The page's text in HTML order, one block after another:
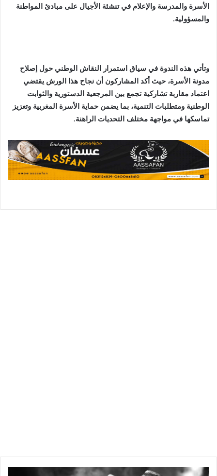
الأسرة والمدرسة والإعلام في تنشئة الأجيال على مبادئ المواطنة
والمسؤولية.
وتأتي هذه الندوة في سياق استمرار النقاش الوطني حول إصلاح
مدونة الأسرة، حيث أكد المشاركون أن نجاح هذا الورش يقتضي
اعتماد مقاربة تشاركية تجمع بين المرجعية الدستورية والثوابت
الوطنية ومتطلبات التنمية، بما يضمن حماية الأسرة المغربية وتعزيز
تماسكها في مواجهة مختلف التحديات الراهنة.